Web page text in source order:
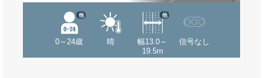
0～24歳
他
晴
幅13.0～
19.5m
他
信号なし